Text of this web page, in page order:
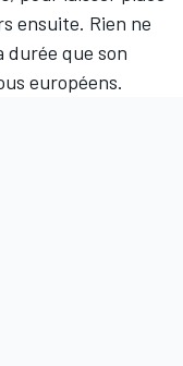
ensuite. Rien ne
durée que son
européens.